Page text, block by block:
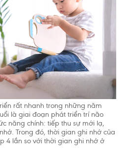
rất nhanh trong những năm
là giai đoạn phát triển trí não
năng chính: tiếp thu sự mới lạ,
Trong đó, thời gian ghi nhớ của
4 lần so với thời gian ghi nhớ ở